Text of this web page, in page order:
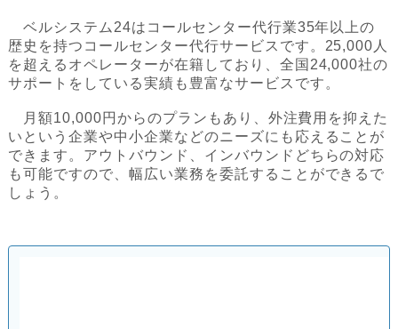
ベルシステム24はコールセンター代行業35年以上の
歴史を持つコールセンター代行サービスです。25,000人
を超えるオペレーターが在籍しており、全国24,000社の
サポートをしている実績も豊富なサービスです。
月額10,000円からのプランもあり、外注費用を抑えた
いという企業や中小企業などのニーズにも応えることが
できます。アウトバウンド、インバウンドどちらの対応
も可能ですので、幅広い業務を委託することができるで
しょう。